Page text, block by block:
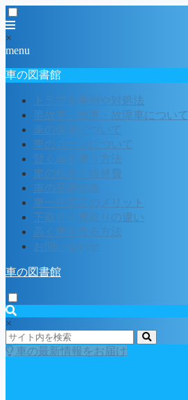
×
menu
車の図書館
トラブル事例や対処法
事故車・廃車・故障車について
車の保険について
車のローンについて
賢く車を買う方法
車の税金と維持費
車の基礎知識
車一括査定のメリット
下取りと買取りの違い
高く車を売る方法
お問い合わせ
車の図書館
×
車の最新情報をお届け